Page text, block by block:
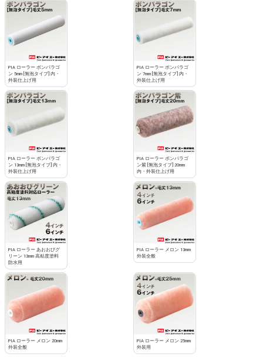
PIA ローラー ボンパラゴ
ン 5mm [無泡タイプ] 内・
外装仕上げ用
PIA ローラー ボンパラゴ
ン 7mm [無泡タイプ] 内・
外装仕上げ用
PIA ローラー ボンパラゴ
ン 13mm [無泡タイプ] 内・
外装仕上げ用
PIA ローラー ボンパラゴ
ン紫 [無泡タイプ] 20mm
内・外装仕上げ用
PIA ローラー あおおびグ
リーン 13mm 高粘度塗料
防水用
PIA ローラー メロン 13mm
外装全般
PIA ローラー メロン 20mm
外装全般
PIA ローラー メロン 25mm
外装用